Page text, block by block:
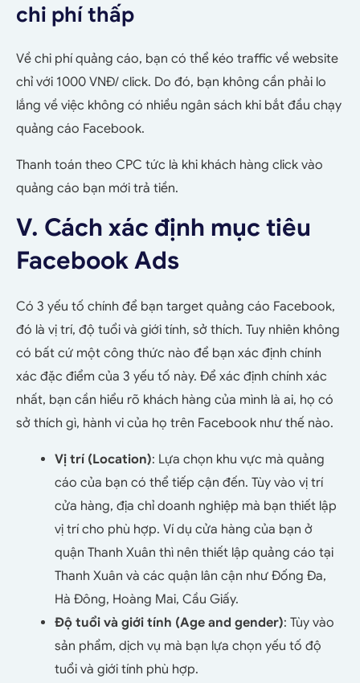
chi phí thấp
Về chi phí quảng cáo, bạn có thể kéo traffic về website
chỉ với 1000 VNĐ/ click. Do đó, bạn không cần phải lo
lắng về việc không có nhiều ngân sách khi bắt đầu chạy
quảng cáo Facebook.
Thanh toán theo CPC tức là khi khách hàng click vào
quảng cáo bạn mới trả tiền.
V. Cách xác định mục tiêu
Facebook Ads
Có 3 yếu tố chính để bạn target quảng cáo Facebook,
đó là vị trí, độ tuổi và giới tính, sở thích. Tuy nhiên không
có bất cứ một công thức nào để bạn xác định chính
xác đặc điểm của 3 yếu tố này. Để xác định chính xác
nhất, bạn cần hiểu rõ khách hàng của mình là ai, họ có
sở thích gì, hành vi của họ trên Facebook như thế nào.
Vị trí (Location): Lựa chọn khu vực mà quảng
cáo của bạn có thể tiếp cận đến. Tùy vào vị trí
cửa hàng, địa chỉ doanh nghiệp mà bạn thiết lập
vị trí cho phù hợp. Ví dụ cửa hàng của bạn ở
quận Thanh Xuân thì nên thiết lập quảng cáo tại
Thanh Xuân và các quận lân cận như Đống Đa,
Hà Đông, Hoàng Mai, Cầu Giấy.
Độ tuổi và giới tính (Age and gender): Tùy vào
sản phẩm, dịch vụ mà bạn lựa chọn yếu tố độ
tuổi và giới tính phù hợp.